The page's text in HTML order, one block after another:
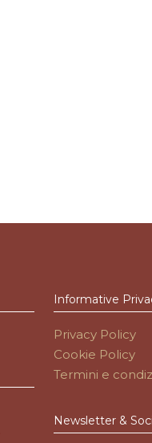
Informative
Privacy Policy
Cookie Policy
Termini e
Newsletter &